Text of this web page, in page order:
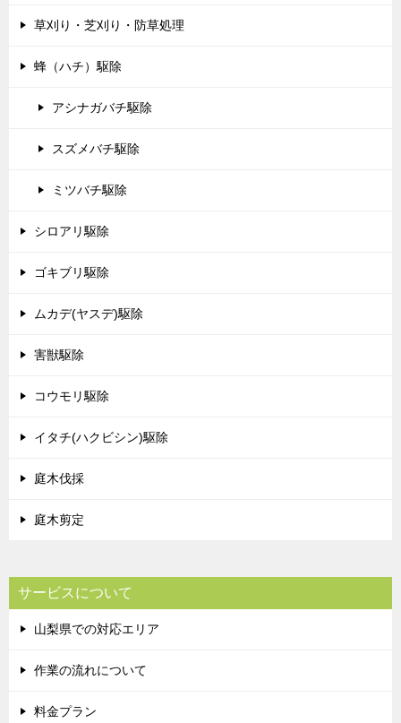
草刈り・芝刈り・防草処理
蜂（ハチ）駆除
アシナガバチ駆除
スズメバチ駆除
ミツバチ駆除
シロアリ駆除
ゴキブリ駆除
ムカデ(ヤスデ)駆除
害獣駆除
コウモリ駆除
イタチ(ハクビシン)駆除
庭木伐採
庭木剪定
サービスについて
山梨県での対応エリア
作業の流れについて
料金プラン